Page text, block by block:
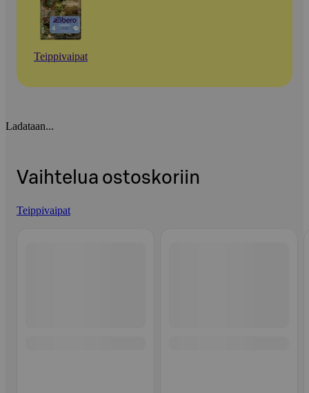
Teippivaipat
Ladataan...
Vaihtelua ostoskoriin
Teippivaipat